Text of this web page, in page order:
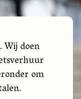
doen
om